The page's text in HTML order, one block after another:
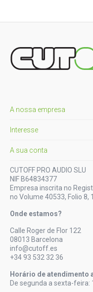
A nossa empresa
Interesse
A sua conta
CUTOFF PRO AUDIO SLU
NIF B64834377
Empresa inscrita no
no Volume 40533, Folio 8,
Onde estamos?
Calle Roger de Flor 122
08013 Barcelona
info@cutoff.es
+34 93 532 32 36
Horário de atendimento
De segunda a sexta-feira: